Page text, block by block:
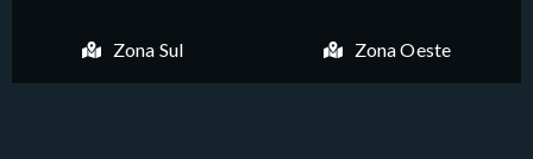
Zona Sul Zona Oeste